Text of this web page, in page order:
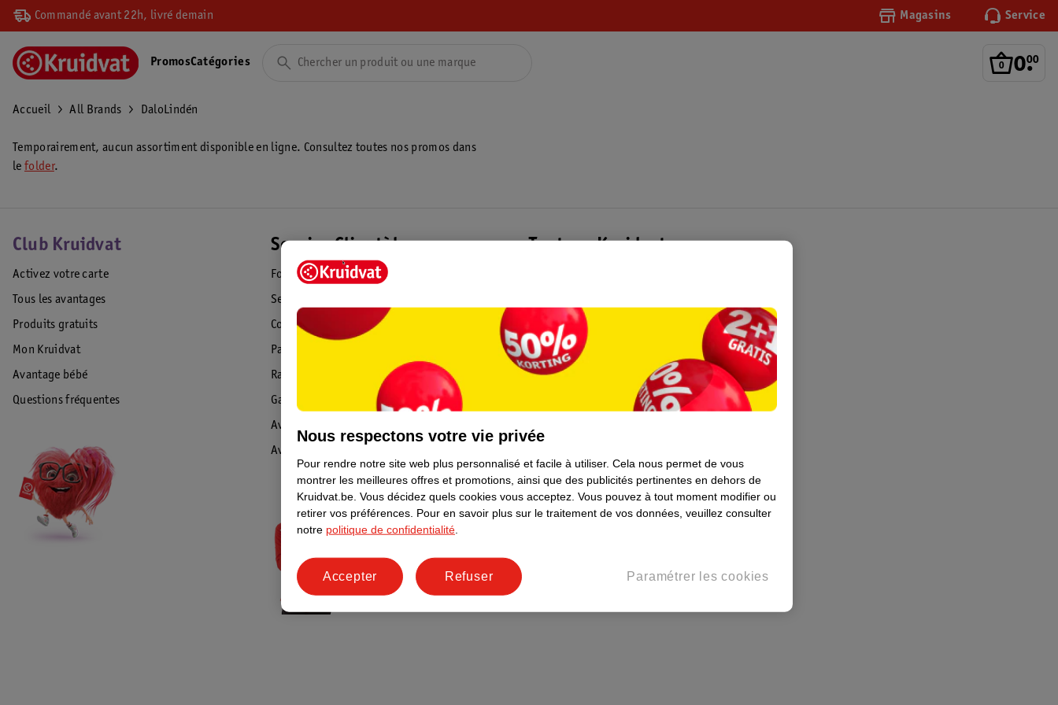
Commandé avant 22h, livré demain Magasins Service
0.
00
PromosCatégories
Accueil All Brands DaloLindén
Temporairement, aucun assortiment disponible en ligne. Consultez toutes nos promos dans
le folder.
Club Kruidvat
Activez votre carte
Tous les avantages
Produits gratuits
Mon Kruidvat
Avantage bébé
Questions fréquentes
Service Clientèle
Foire aux questions
Service Clientèle
Commande & Livraison
Paiement
Rappel & Retour
Garantie
Avis de sécurité
Avis
Tout sur Kruidvat
Formule commerciale
Coordonnées de l’entreprise
Plus durable
Nous respectons votre vie privée
Pour rendre notre site web plus personnalisé et facile à utiliser. Cela nous permet de vous
montrer les meilleures offres et promotions, ainsi que des publicités pertinentes en dehors de
Kruidvat.be. Vous décidez quels cookies vous acceptez. Vous pouvez à tout moment modifier ou
retirer vos préférences. Pour en savoir plus sur le traitement de vos données, veuillez consulter
notre politique de confidentialité
Paramétrer les cookies
Refuser
Accepter